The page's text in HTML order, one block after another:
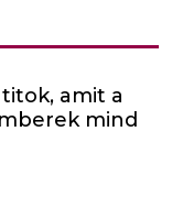
amit a
mind